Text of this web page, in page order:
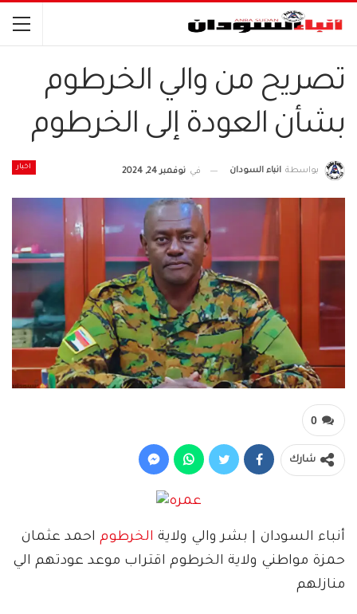
تصريح من والي الخرطوم
بشأن العودة إلى الخرطوم
اخبار بواسطة انباء السودان في نوفمبر 24, 2024
0
شارك
أنباء السودان | بشر والي ولاية الخرطوم احمد عثمان
حمزة مواطني ولاية الخرطوم اقتراب موعد عودتهم الي
منازلهم